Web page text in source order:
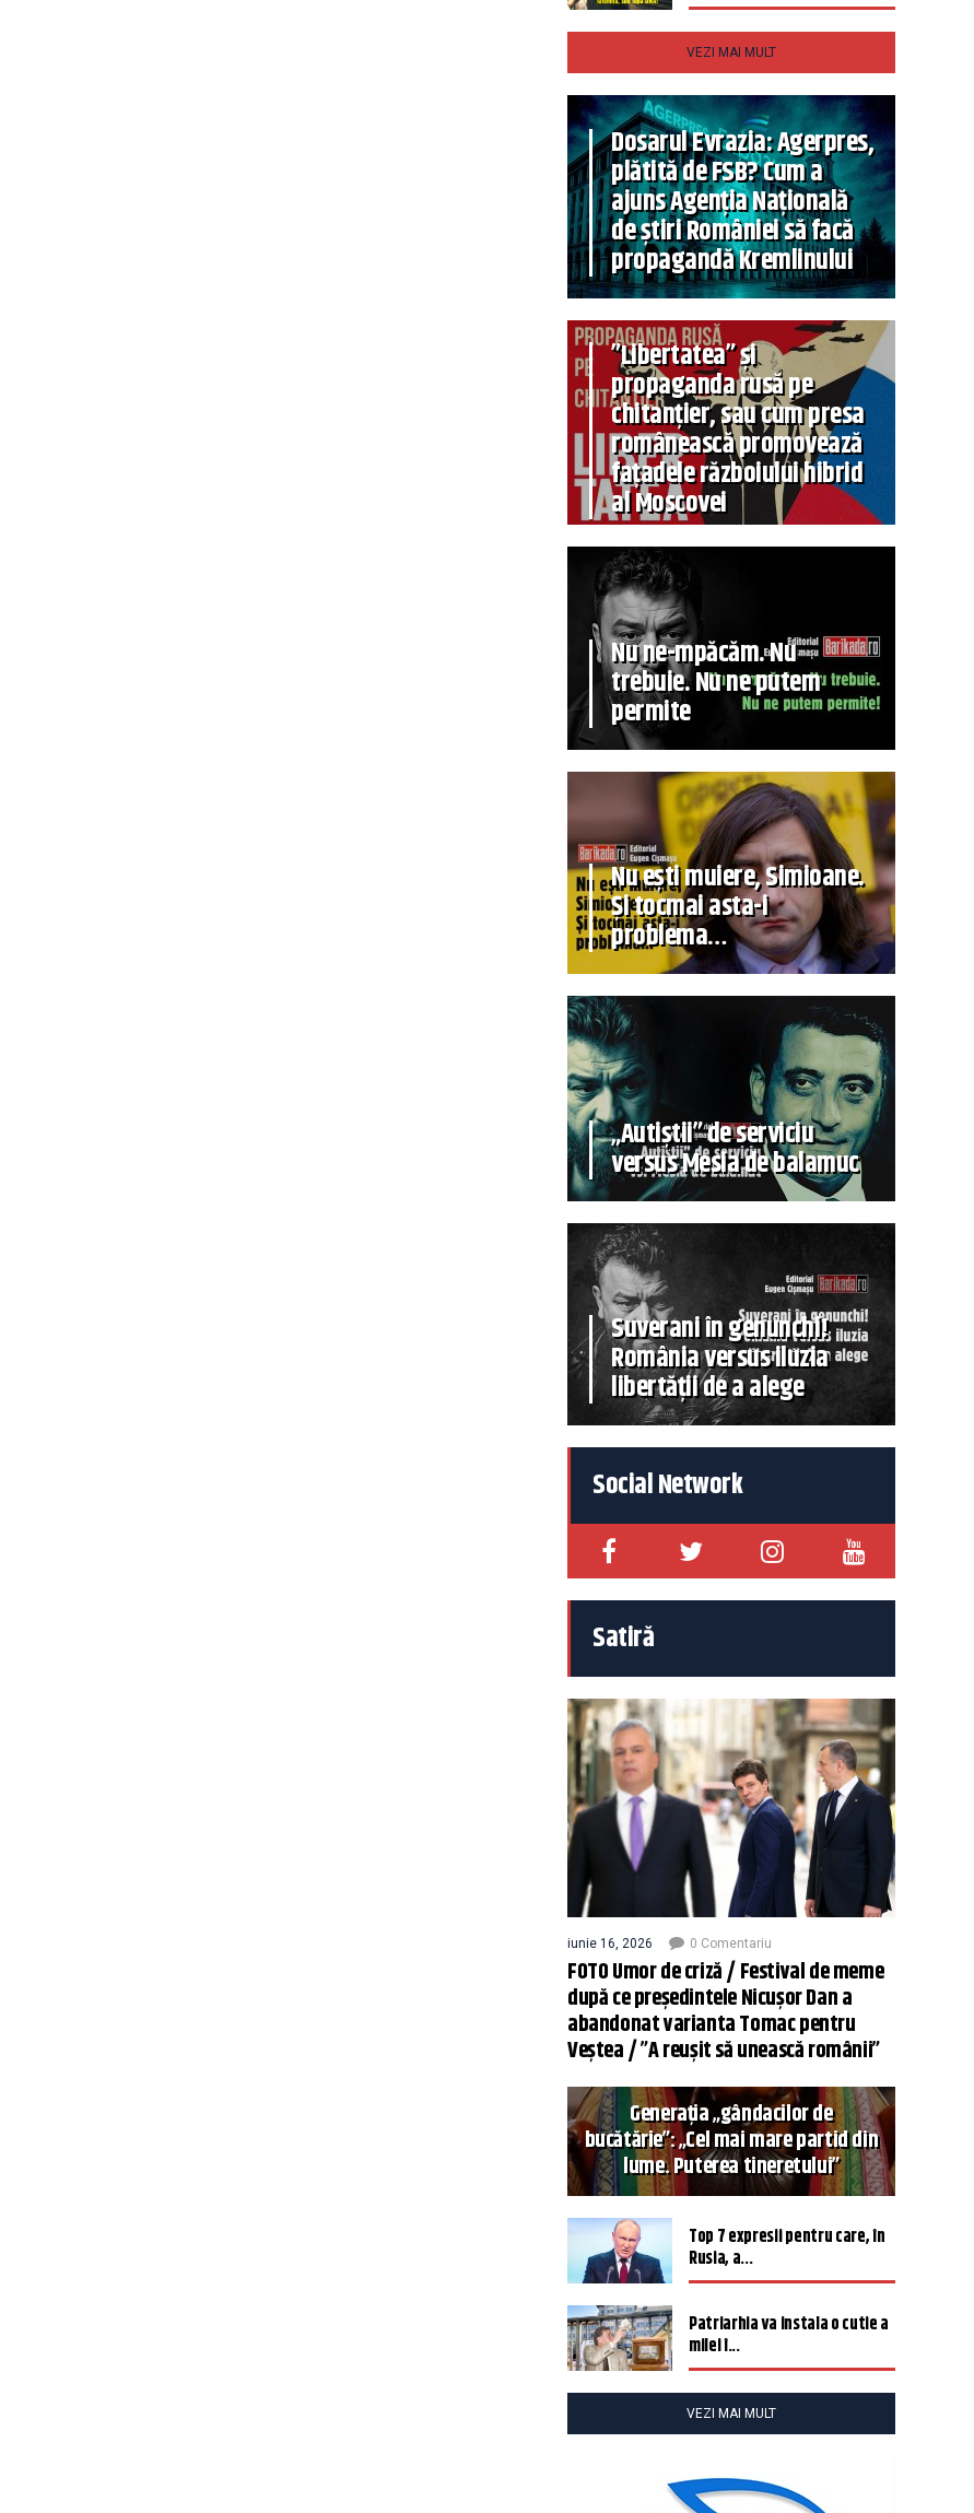
VEZI MAI MULT
Dosarul Evrazia: Agerpres,
plătită de FSB? Cum a
ajuns Agenția Națională
de știri României să facă
propagandă Kremlinului
”Libertatea” și
propaganda rusă pe
chitanțier, sau cum presa
românească promovează
fațadele războiului hibrid
al Moscovei
Nu ne-mpăcăm. Nu
trebuie. Nu ne putem
permite
Nu ești muiere, Simioane.
Și tocmai asta-i
problema…
„Autiștii” de serviciu
versus Mesia de balamuc
Suverani în genunchi!
România versus iluzia
libertății de a alege
Social Network
Satiră
iunie 16, 2026 0 Comentariu
FOTO Umor de criză / Festival de meme
după ce președintele Nicușor Dan a
abandonat varianta Tomac pentru
Veștea / ”A reușit să unească românii”
Generația „gândacilor de
bucătărie”: „Cel mai mare partid din
lume. Puterea tineretului”
Top 7 expresii pentru care, în
Rusia, a...
Patriarhia va instala o cutie a
milei î...
VEZI MAI MULT